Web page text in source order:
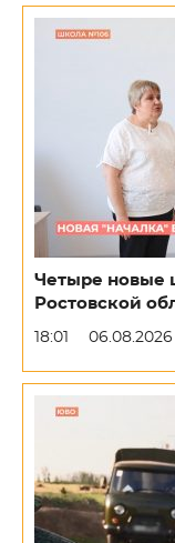
Четыре новые
Ростовской
18:01 06.08.2026